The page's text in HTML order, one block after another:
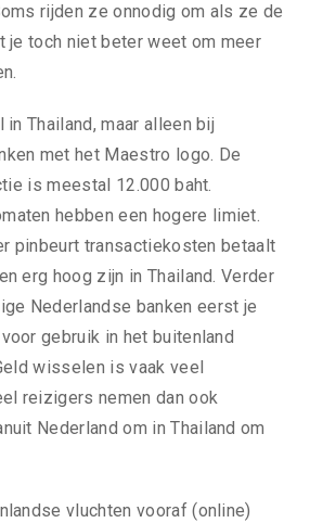
rijden ze onnodig om als ze de
je toch niet beter weet om meer
in Thailand, maar alleen bij
met het Maestro logo. De
is meestal 12.000 baht.
hebben een hogere limiet.
pinbeurt transactiekosten betaalt
erg hoog zijn in Thailand. Verder
Nederlandse banken eerst je
gebruik in het buitenland
wisselen is vaak veel
reizigers nemen dan ook
Nederland om in Thailand om
vluchten vooraf (online)